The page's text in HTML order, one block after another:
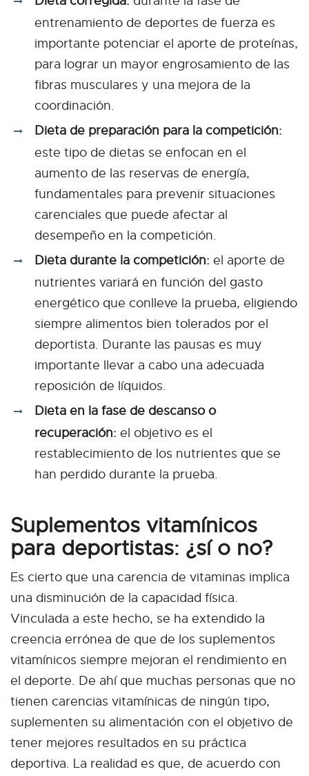
entrenamiento de deportes de fuerza es
importante potenciar el aporte de proteínas,
para lograr un mayor engrosamiento de las
fibras musculares y una mejora de la
coordinación.
Dieta de preparación para la competición:
este tipo de dietas se enfocan en el
aumento de las reservas de energía,
fundamentales para prevenir situaciones
carenciales que puede afectar al
desempeño en la competición.
Dieta durante la competición: el aporte de
nutrientes variará en función del gasto
energético que conlleve la prueba, eligiendo
siempre alimentos bien tolerados por el
deportista. Durante las pausas es muy
importante llevar a cabo una adecuada
reposición de líquidos.
Dieta en la fase de descanso o
recuperación: el objetivo es el
restablecimiento de los nutrientes que se
han perdido durante la prueba.
Suplementos vitamínicos
para deportistas: ¿sí o no?
Es cierto que una carencia de vitaminas implica
una disminución de la capacidad física.
Vinculada a este hecho, se ha extendido la
creencia errónea de que de los suplementos
vitamínicos siempre mejoran el rendimiento en
el deporte. De ahí que muchas personas que no
tienen carencias vitamínicas de ningún tipo,
suplementen su alimentación con el objetivo de
tener mejores resultados en su práctica
deportiva. La realidad es que, de acuerdo con